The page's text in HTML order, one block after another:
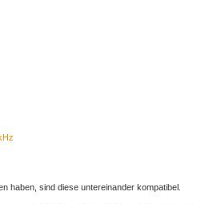
haben, sind diese untereinander kompatibel.